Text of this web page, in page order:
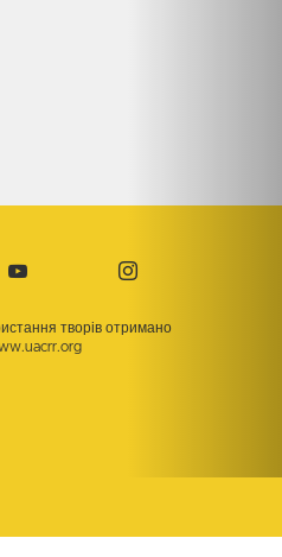
творів отримано